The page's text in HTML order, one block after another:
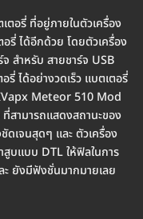
อรี่ ที่อยู่ภายในตัวเครื่อง
รี่ ได้อีกด้วย โดยตัวเครื่อง
สำหรับ สายชาร์จ USB
ได้อย่างวดเร็ว แบตเตอรี่
Meteor 510 Mod
สามารถแสดงสถานะของ
เจนสุดๆ และ ตัวเครื่อง
บแบบ DTL ให้ฟิลในการ
ยังมีฟังชั่นมากมายเลย